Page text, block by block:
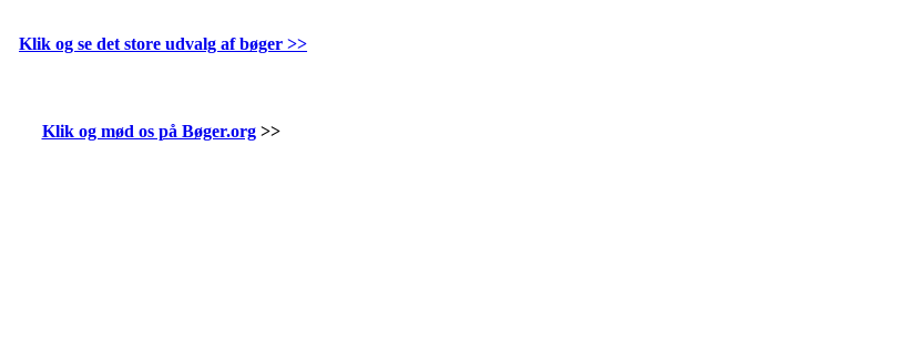
Klik og se det store udvalg af bøger >>
Klik og mød os på Bøger.org>>